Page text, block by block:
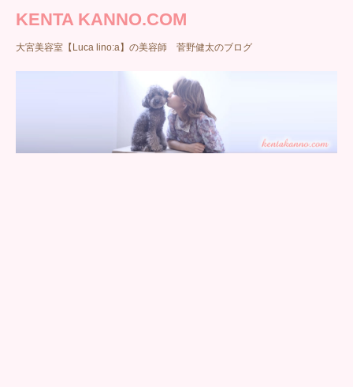
KENTA KANNO.COM
大宮美容室【Luca lino:a】の美容師 菅野健太のブログ